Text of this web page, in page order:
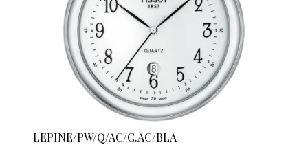
LEPINE/PW/Q/AC/C.AC/BLA